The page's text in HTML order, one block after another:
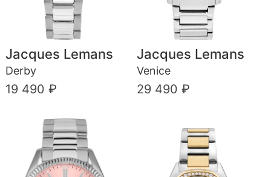
Jacques Lemans
Derby
19 490 ₽
Jacques Lemans
Venice
29 490 ₽